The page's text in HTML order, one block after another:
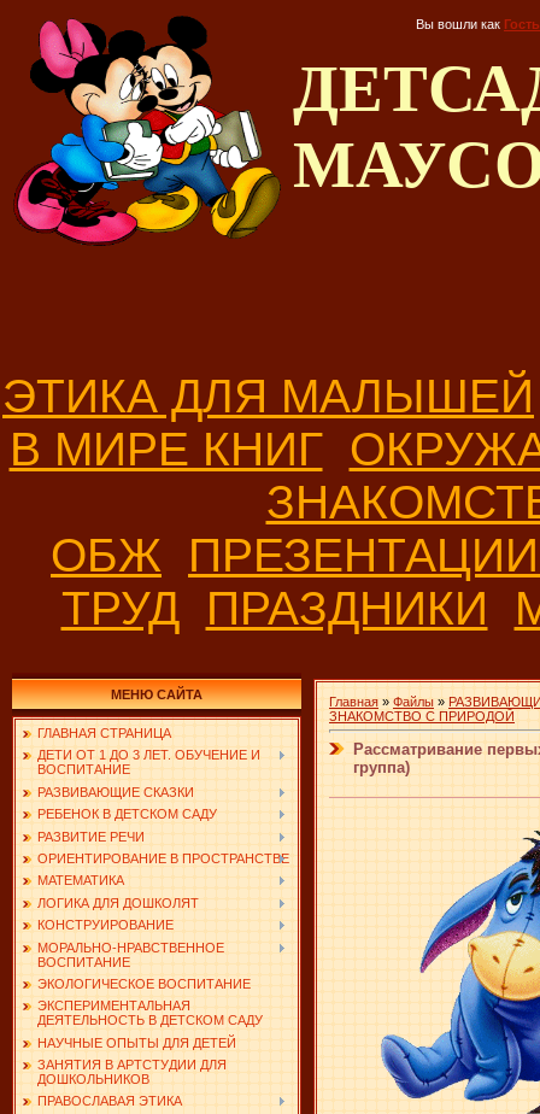
Вы вошли как Гость
ЭТИКА ДЛЯ МАЛЫШЕЙ
В МИРЕ КНИГ
ОБЖ
ТРУД ПРАЗДНИКИ
МЕНЮ САЙТА
ГЛАВНАЯ СТРАНИЦА
ДЕТИ ОТ 1 ДО 3 ЛЕТ. ОБУЧЕНИЕ И
ВОСПИТАНИЕ
РАЗВИВАЮЩИЕ СКАЗКИ
РЕБЕНОК В ДЕТСКОМ САДУ
РАЗВИТИЕ РЕЧИ
ОРИЕНТИРОВАНИЕ В ПРОСТРАНСТВЕ
МАТЕМАТИКА
ЛОГИКА ДЛЯ ДОШКОЛЯТ
КОНСТРУИРОВАНИЕ
МОРАЛЬНО-НРАВСТВЕННОЕ
ВОСПИТАНИЕ
ЭКОЛОГИЧЕСКОЕ ВОСПИТАНИЕ
ЭКСПЕРИМЕНТАЛЬНАЯ
ДЕЯТЕЛЬНОСТЬ В ДЕТСКОМ САДУ
НАУЧНЫЕ ОПЫТЫ ДЛЯ ДЕТЕЙ
ЗАНЯТИЯ В АРТСТУДИИ ДЛЯ
ДОШКОЛЬНИКОВ
ПРАВОСЛАВАЯ ЭТИКА
Главная » Файлы »
ЗНАКОМСТВО С ПРИРОДОЙ
Рассматривание
группа)